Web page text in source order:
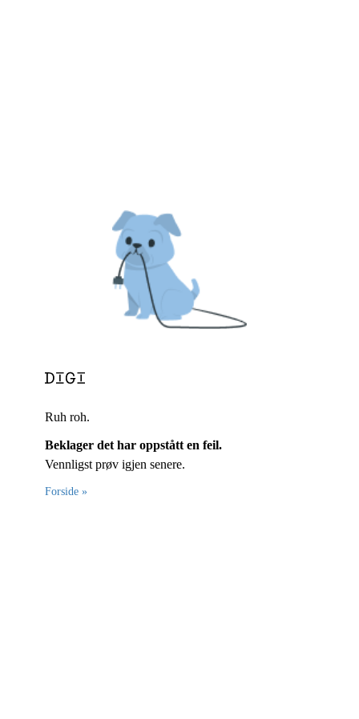
Ruh roh.
Beklager det har oppstått en feil.
Vennligst prøv igjen senere.
Forside »